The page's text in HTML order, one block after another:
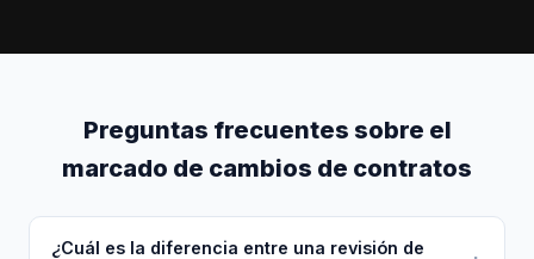
Preguntas frecuentes sobre el
marcado de cambios de contratos
¿Cuál es la diferencia entre una revisión de